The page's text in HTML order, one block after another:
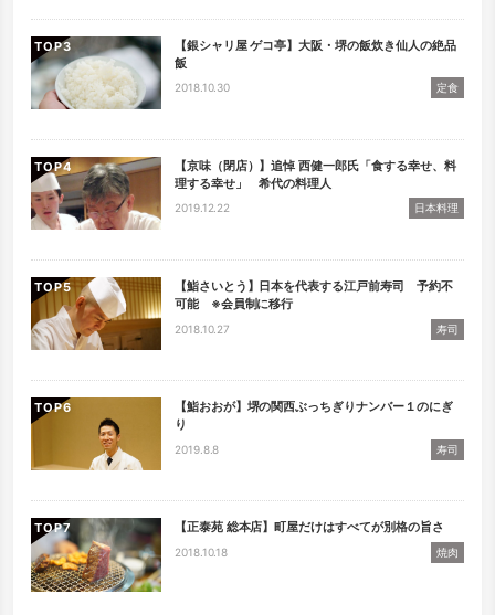
TOP
【銀シャリ屋 ゲコ亭】大阪・堺の飯炊き仙人の絶品
飯
2018.10.30 定食
TOP
【京味（閉店）】追悼 西健一郎氏「食する幸せ、料
理する幸せ」 希代の料理人
2019.12.22 日本料理
TOP
【鮨さいとう】日本を代表する江戸前寿司 予約不
可能 ※会員制に移行
2018.10.27 寿司
TOP
【鮨おおが】堺の関西ぶっちぎりナンバー１のにぎ
り
2019.8.8 寿司
TOP 【正泰苑 総本店】町屋だけはすべてが別格の旨さ
2018.10.18 焼肉